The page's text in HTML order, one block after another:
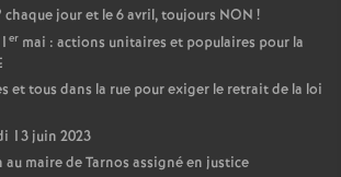
chaque jour et le 6 avril, toujours NON !
er mai : actions unitaires et populaires pour la
et tous dans la rue pour exiger le retrait de la loi
13 juin 2023
maire de Tarnos assigné en justice